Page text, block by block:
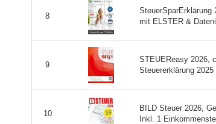
8
SteuerSparErklärung
mit ELSTER &
9
STEUEReasy 2026,
Steuererklärung
10
BILD Steuer 2026,
Inkl. 1